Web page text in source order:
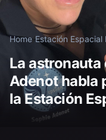
Home/Estación
La astronauta
Adenot habla
la Estación